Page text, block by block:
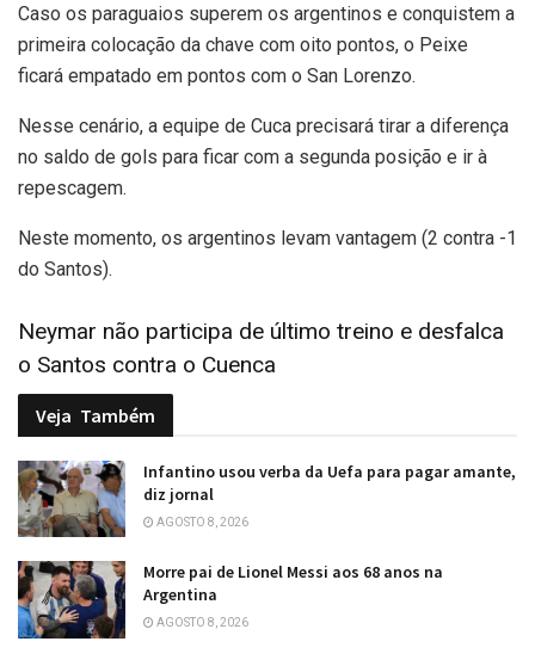
Caso os paraguaios superem os argentinos e conquistem a
primeira colocação da chave com oito pontos, o Peixe
ficará empatado em pontos com o San Lorenzo.
Nesse cenário, a equipe de Cuca precisará tirar a diferença
no saldo de gols para ficar com a segunda posição e ir à
repescagem.
Neste momento, os argentinos levam vantagem (2 contra -1
do Santos).
Neymar não participa de último treino e desfalca
o Santos contra o Cuenca
Veja Também
Infantino usou verba da Uefa para pagar amante,
diz jornal
AGOSTO 8, 2026
Morre pai de Lionel Messi aos 68 anos na
Argentina
AGOSTO 8, 2026